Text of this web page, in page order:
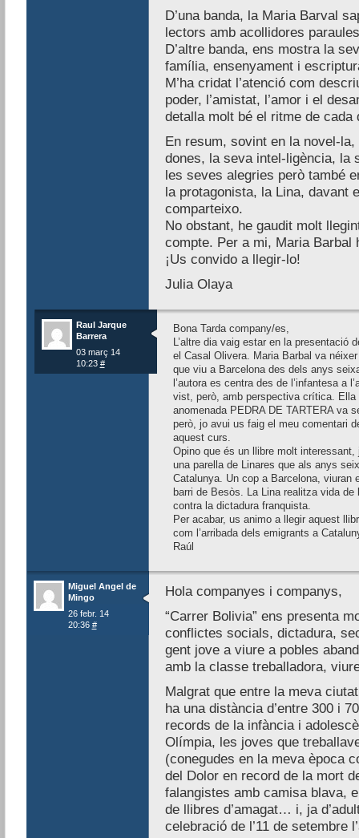
D’una banda, la Maria Barval
lectors amb acollidores
D’altre banda, ens mostra la
família, ensenyament i
M’ha cridat l’atenció com
poder, l’amistat, l’amor i el
detalla molt bé el ritme de cada
En resum, sovint en la novel-
dones, la seva intel-ligència, la
les seves alegries però també
la protagonista, la Lina, davant
comparteixo.
No obstant, he gaudit molt
compte. Per a mi, Maria Barbal
¡Us convido a llegir-lo!
Julia Olaya
Raul Jarque
Barrera
03 març 14
10:23 #
Bona Tarda company/es,
L’altre dia vaig estar en la presentació
el Casal Olivera. Maria Barbal va
que viu a Barcelona des dels anys
l’autora es centra des de l’infantesa a
vist, però, amb perspectiva crítica. Ella
anomenada PEDRA DE TARTERA va
però, jo avui us faig el meu comentari
aquest curs.
Opino que és un llibre molt
una parella de Linares que als anys
Catalunya. Un cop a Barcelona, viuran
barri de Besòs. La Lina realitza vida
contra la dictadura franquista.
Per acabar, us animo a llegir aquest
com l’arribada dels emigrants a
Raúl
Miguel Angel de
Mingo
26 febr. 14
20:36 #
Hola companyes i companys,
“Carrer Bolivia” ens presenta
conflictes socials, dictadura,
gent jove a viure a pobles
amb la classe treballadora,
Malgrat que entre la meva
ha una distància d’entre 300 i
records de la infància i
Olímpia, les joves que
(conegudes en la meva època
del Dolor en record de la mort
falangistes amb camisa blava,
de llibres d’amagat… i, ja
celebració de l’11 de setembre